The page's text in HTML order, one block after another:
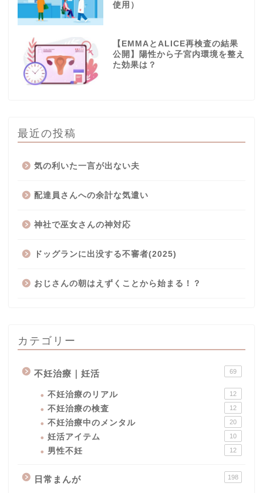
使用）
【EMMAとALICE再検査の結果
公開】陽性から子宮内環境を整え
た効果は？
最近の投稿
気の利いた一言が出ない夫
配達員さんへの余計な気遣い
神社で巫女さんの神対応
ドッグランに出没する不審者(2025)
おじさんの朝はえずくことから始まる！？
カテゴリー
不妊治療｜妊活 69
不妊治療のリアル 12
不妊治療の検査 12
不妊治療中のメンタル 20
妊活アイテム 10
男性不妊 12
日常まんが 198